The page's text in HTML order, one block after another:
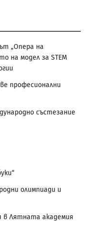
„Опера на
на модел за STEM
професионални
състезание
олимпиади и
в Лятната академия